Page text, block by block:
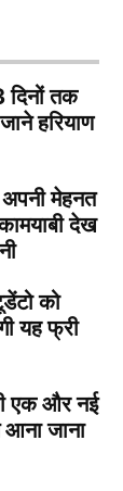
तक
हरियाण
मेहनत
देख
को
यह फ्री
एक और नई
जाना